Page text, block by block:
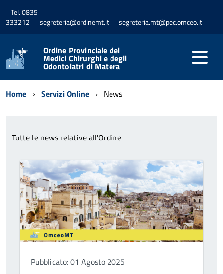
Tel. 0835
333212
segreteria@ordinemt.it segreteria.mt@pec.omceo.it
Ordine Provinciale dei
Medici Chirurghi e degli
Odontoiatri di Matera
Home Servizi Online News
Tutte le news relative all'Ordine
Pubblicato: 01 Agosto 2025